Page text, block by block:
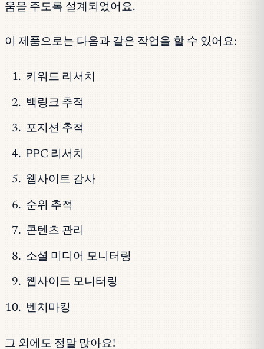
움을 주도록 설계되었어요.
이 제품으로는 다음과 같은 작업을 할 수 있어요:
키워드 리서치
백링크 추적
포지션 추적
PPC 리서치
웹사이트 감사
순위 추적
콘텐츠 관리
소셜 미디어 모니터링
웹사이트 모니터링
벤치마킹
그 외에도 정말 많아요!